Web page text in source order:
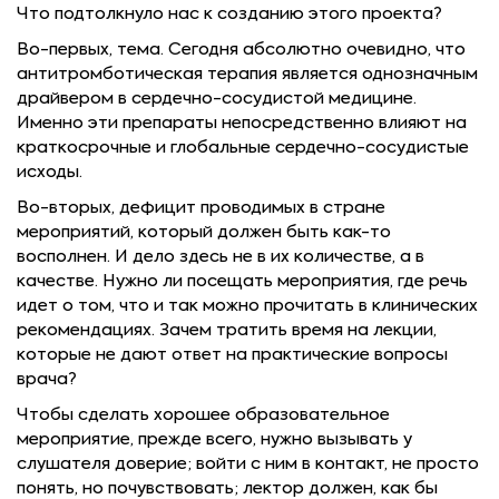
Что подтол­кнуло нас к созданию этого проекта?
Во-первых, тема. Сегодня абсолютно очевидно, что
антитромботическая терапия является однозначным
драйве­ром в сердечно-сосудистой медицине.
Именно эти препараты непосредственно влияют на
краткосрочные и глобальные сердечно-сосудистые
исходы.
Во-вторых, дефицит проводимых в стране
мероприятий, который должен быть как-то
восполнен. И дело здесь не в их количестве, а в
качестве. Нужно ли посещать мероприятия, где речь
идет о том, что и так можно прочитать в клинических
рекомендациях. Зачем тратить время на лекции,
которые не дают ответ на практические вопросы
врача?
Чтобы сделать хорошее образовательное
мероприятие, прежде всего, нужно вызывать у
слушателя доверие; войти с ним в контакт, не просто
понять, но почувствовать; лектор должен, как бы